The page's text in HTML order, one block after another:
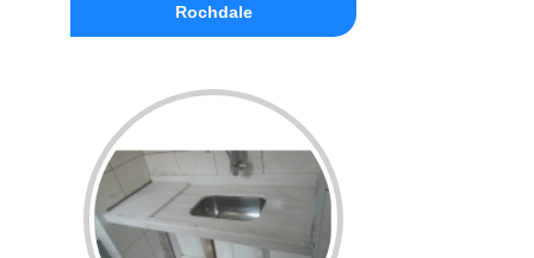
Rochdale